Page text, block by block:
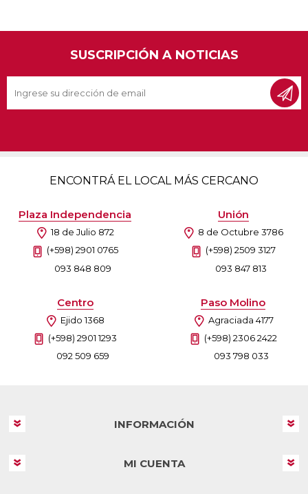
SUSCRIPCIÓN A NOTICIAS
ENCONTRÁ EL LOCAL MÁS CERCANO
Plaza Independencia
18 de Julio 872
(+598) 2901 0765
093 848 809
Unión
8 de Octubre 3786
(+598) 2509 3127
093 847 813
Centro
Ejido 1368
(+598) 2901 1293
092 509 659
Paso Molino
Agraciada 4177
(+598) 2306 2422
093 798 033
INFORMACIÓN
MI CUENTA